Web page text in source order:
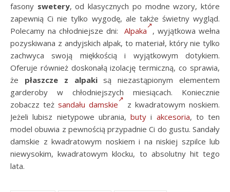
fasony swetery, od klasycznych po modne wzory, które
zapewnią Ci nie tylko wygodę, ale także świetny wygląd.
Polecamy na chłodniejsze dni: Alpaka
, wyjątkowa wełna
pozyskiwana z andyjskich alpak, to materiał, który nie tylko
zachwyca swoją miękkością i wyjątkowym dotykiem.
Oferuje również doskonałą izolację termiczną, co sprawia,
że płaszcze z alpakisą niezastąpionym elementem
garderoby w chłodniejszych miesiącach. Koniecznie
zobaczz też sandału damskie
z kwadratowym noskiem.
Jeżeli lubisz nietypowe ubrania, buty i akcesoria, to ten
model obuwia z pewnością przypadnie Ci do gustu. Sandały
damskie z kwadratowym noskiem i na niskiej szpilce lub
niewysokim, kwadratowym klocku, to absolutny hit tego
lata.